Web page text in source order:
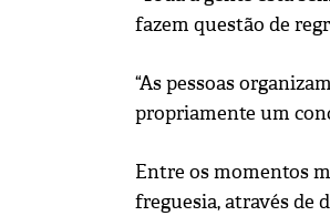
fazem questão de
“As pessoas
propriamente um
Entre os momentos
freguesia, através de